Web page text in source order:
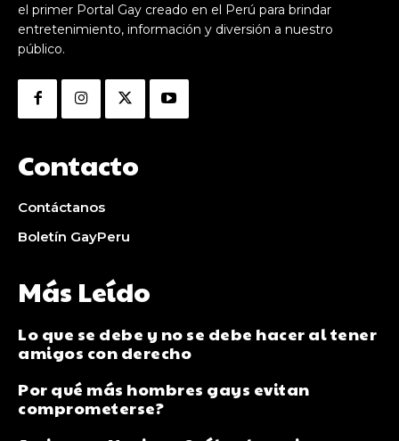
el primer Portal Gay creado en el Perú para brindar
entretenimiento, información y diversión a nuestro
público.
Contacto
Contáctanos
Boletín GayPeru
Más Leído
Lo que se debe y no se debe hacer al tener
amigos con derecho
Por qué más hombres gays evitan
comprometerse?